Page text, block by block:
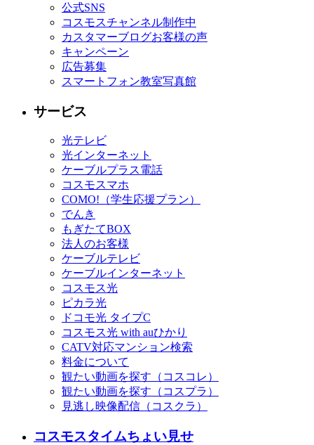
公式SNS
コスモスチャンネル制作中
カスタマーブログお客様の声
キャンペーン
広告募集
スマートフォン教室写真館
サービス
光テレビ
光インターネット
ケーブルプラス電話
コスモスマホ
COMO!（学生応援プラン）
でんき
もぎたてBOX
法人のお客様
ケーブルテレビ
ケーブルインターネット
コスモス光
ピカラ光
ドコモ光 タイプC
コスモス光 with auひかり
CATV対応マンション検索
料金について
観たい動画を探す（コスコレ）
観たい動画を探す（コスプラ）
見逃し映像配信（コスクラ）
コスモスタイムちょい見せ